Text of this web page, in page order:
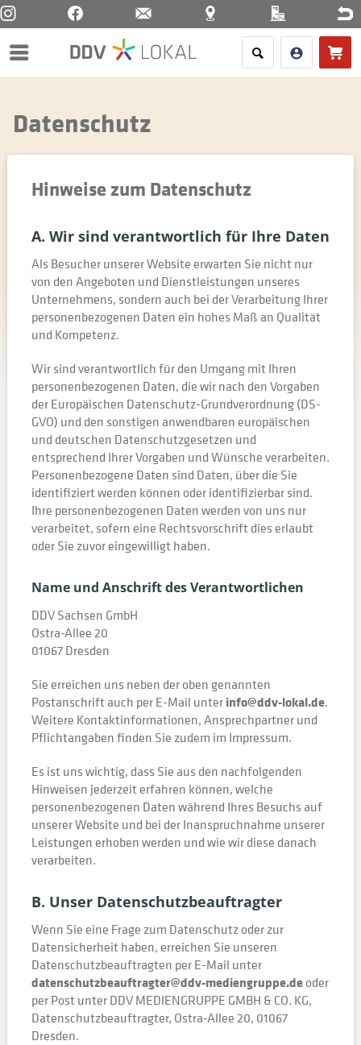
Menü
Datenschutz
Hinweise zum Datenschutz
A. Wir sind verantwortlich für Ihre Daten
Als Besucher unserer Website erwarten Sie nicht nur
von den Angeboten und Dienstleistungen unseres
Unternehmens, sondern auch bei der Verarbeitung Ihrer
personenbezogenen Daten ein hohes Maß an Qualität
und Kompetenz.
Wir sind verantwortlich für den Umgang mit Ihren
personenbezogenen Daten, die wir nach den Vorgaben
der Europäischen Datenschutz-Grundverordnung (DS-
GVO) und den sonstigen anwendbaren europäischen
und deutschen Datenschutzgesetzen und
entsprechend Ihrer Vorgaben und Wünsche verarbeiten.
Personenbezogene Daten sind Daten, über die Sie
identifiziert werden können oder identifizierbar sind.
Ihre personenbezogenen Daten werden von uns nur
verarbeitet, sofern eine Rechtsvorschrift dies erlaubt
oder Sie zuvor eingewilligt haben.
Name und Anschrift des Verantwortlichen
DDV Sachsen GmbH
Ostra-Allee 20
01067 Dresden
Sie erreichen uns neben der oben genannten
Postanschrift auch per E-Mail unterinfo@ddv-lokal.de.
Weitere Kontaktinformationen, Ansprechpartner und
Pflichtangaben finden Sie zudem im Impressum.
Es ist uns wichtig, dass Sie aus den nachfolgenden
Hinweisen jederzeit erfahren können, welche
personenbezogenen Daten während Ihres Besuchs auf
unserer Website und bei der Inanspruchnahme unserer
Leistungen erhoben werden und wie wir diese danach
verarbeiten.
B. Unser Datenschutzbeauftragter
Wenn Sie eine Frage zum Datenschutz oder zur
Datensicherheit haben, erreichen Sie unseren
Datenschutzbeauftragten per E-Mail unter
datenschutzbeauftragter@ddv-mediengruppe.deoder
per Post unter DDV MEDIENGRUPPE GMBH & CO. KG,
Datenschutzbeauftragter, Ostra-Allee 20, 01067
Dresden.